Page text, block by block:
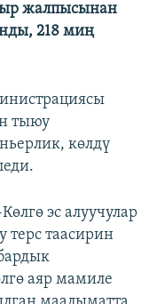
жалпысынан
218 миң
тыюу
көлдү
эс алуучулар
терс таасирин
аяр мамиле